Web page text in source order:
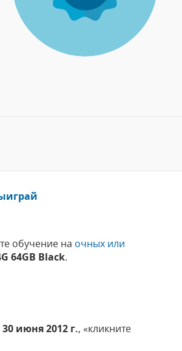
обучение на очных или
64GB Black.
июня 2012 г., «кликните